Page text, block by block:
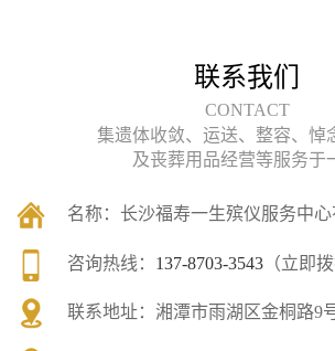
联系我们
CONTACT
集遗体收敛、运送、整容、悼
及丧葬用品经营等服务于
名称： 长沙福寿一生殡仪服务中心
咨询热线： 137-8703-3543（立即拨
联系地址： 湘潭市雨湖区金桐路9